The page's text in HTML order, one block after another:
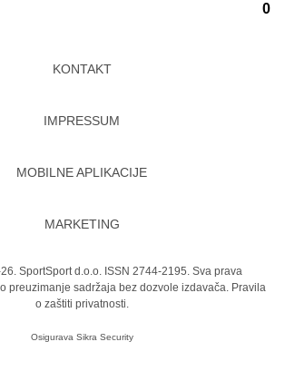
0
KONTAKT
IMPRESSUM
MOBILNE APLIKACIJE
MARKETING
SportSport d.o.o. ISSN 2744-2195. Sva prava
preuzimanje sadržaja bez dozvole izdavača. Pravila
o zaštiti privatnosti.
Osigurava Sikra Security